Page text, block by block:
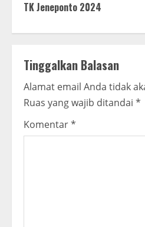
i
n
u
e
R
e
TK Jeneponto 2024
Tinggalkan Balasan
Alamat email Anda tidak
Ruas yang wajib ditandai *
Komentar*